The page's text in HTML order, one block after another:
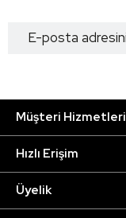
Müşteri Hizmetleri
Hızlı Erişim
Üyelik